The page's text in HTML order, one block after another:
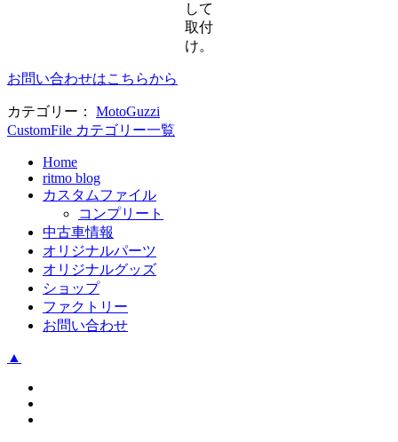
して
取付
け。
お問い合わせはこちらから
カテゴリー： MotoGuzzi
CustomFile カテゴリー一覧
Home
ritmo blog
カスタムファイル
コンプリート
中古車情報
オリジナルパーツ
オリジナルグッズ
ショップ
ファクトリー
お問い合わせ
▲